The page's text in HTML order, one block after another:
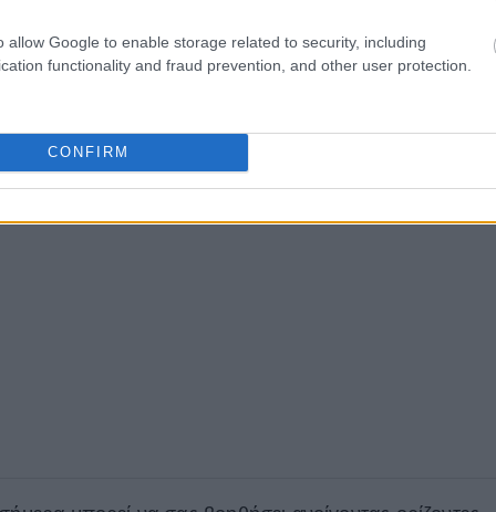
allow Google to enable storage related to security, including
functionality and fraud prevention, and other user protection.
CONFIRM
για να ασχοληθείτε με κάτι το οποίο γεμίζει την
όμορφα. Διαβάστε τη συνέχεια
καταλληλότερη ημέρα σήμερα να ασχοληθείτε με
Διαβάστε τη συνέχειαεδώ